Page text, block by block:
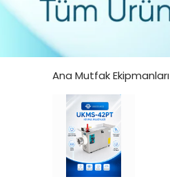
Ana Mutfak Ekipmanları